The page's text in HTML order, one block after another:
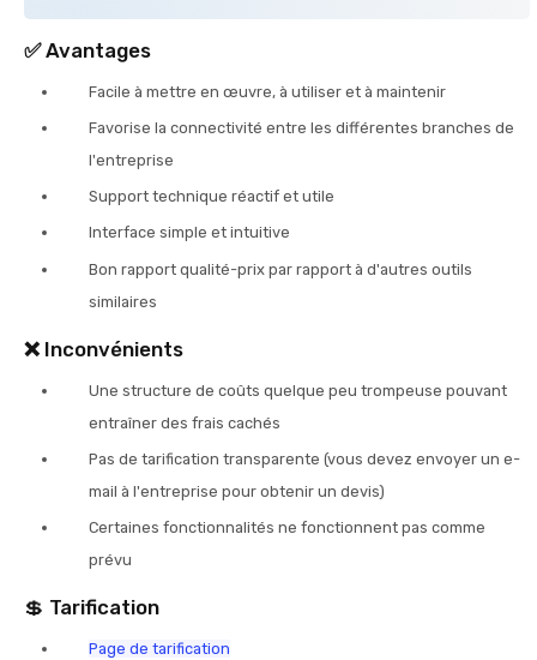
✅Avantages
Facile à mettre en œuvre, à utiliser et à maintenir
Favorise la connectivité entre les différentes branches de
l'entreprise
Support technique réactif et utile
Interface simple et intuitive
Bon rapport qualité-prix par rapport à d'autres outils
similaires
❌ Inconvénients
Une structure de coûts quelque peu trompeuse pouvant
entraîner des frais cachés
Pas de tarification transparente (vous devez envoyer un e-
mail à l'entreprise pour obtenir un devis)
Certaines fonctionnalités ne fonctionnent pas comme
prévu
💲 Tarification
Page de tarification